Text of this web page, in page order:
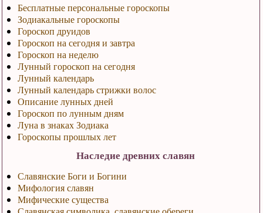
Бесплатные персональные гороскопы
Зодиакальные гороскопы
Гороскоп друидов
Гороскоп на сегодня и завтра
Гороскоп на неделю
Лунный гороскоп на сегодня
Лунный календарь
Лунный календарь стрижки волос
Описание лунных дней
Гороскоп по лунным дням
Луна в знаках Зодиака
Гороскопы прошлых лет
Наследие древних славян
Славянские Боги и Богини
Мифология славян
Мифические существа